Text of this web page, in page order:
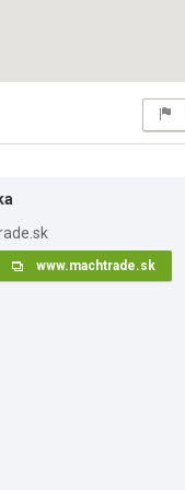
www.machtrade.sk